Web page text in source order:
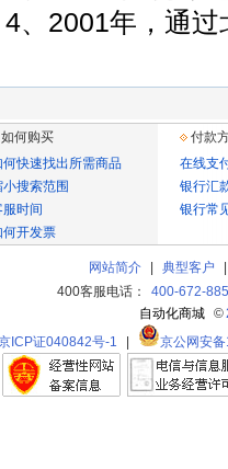
4、2001年，通
如何购买
付款
何快速找出所需商品
小搜索范围
服时间
何开发票
在线支
银行汇
银行常
网站简介 典型客户
400客服电话：
400-672-
自动化商城
©
ICP证040842号-1
京公网安